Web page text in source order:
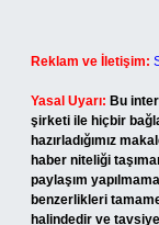
Reklam ve İletişim:
Yasal Uyarı: Bu
şirketi ile hiçbir
hazırladığımız
haber niteliği
paylaşım
benzerlikleri
halindedir ve